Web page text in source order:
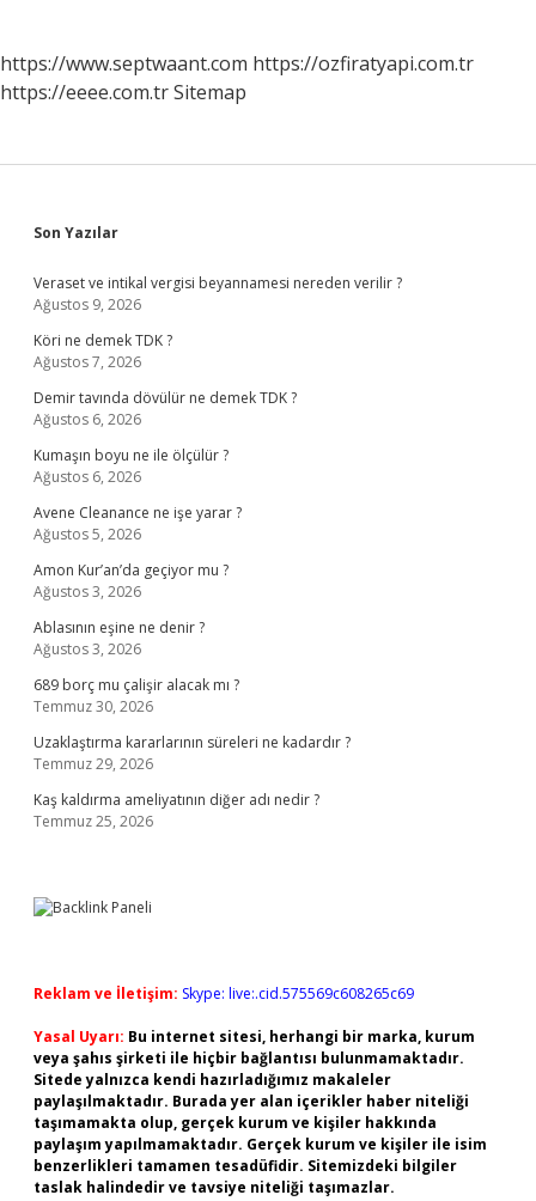
https://www.septwaant.com https://ozfiratyapi.com.tr
https://eeee.com.trSitemap
Sidebar
Son Yazılar
Veraset ve intikal vergisi beyannamesi nereden verilir ?
Ağustos 9, 2026
Köri ne demek TDK ?
Ağustos 7, 2026
Demir tavında dövülür ne demek TDK ?
Ağustos 6, 2026
Kumaşın boyu ne ile ölçülür ?
Ağustos 6, 2026
Avene Cleanance ne işe yarar ?
Ağustos 5, 2026
Amon Kur’an’da geçiyor mu ?
Ağustos 3, 2026
Ablasının eşine ne denir ?
Ağustos 3, 2026
689 borç mu çalişir alacak mı ?
Temmuz 30, 2026
Uzaklaştırma kararlarının süreleri ne kadardır ?
Temmuz 29, 2026
Kaş kaldırma ameliyatının diğer adı nedir ?
Temmuz 25, 2026
Reklam ve İletişim: Skype: live:.cid.575569c608265c69
Yasal Uyarı: Bu internet sitesi, herhangi bir marka, kurum
veya şahıs şirketi ile hiçbir bağlantısı bulunmamaktadır.
Sitede yalnızca kendi hazırladığımız makaleler
paylaşılmaktadır. Burada yer alan içerikler haber niteliği
taşımamakta olup, gerçek kurum ve kişiler hakkında
paylaşım yapılmamaktadır. Gerçek kurum ve kişiler ile isim
benzerlikleri tamamen tesadüfidir. Sitemizdeki bilgiler
taslak halindedir ve tavsiye niteliği taşımazlar.